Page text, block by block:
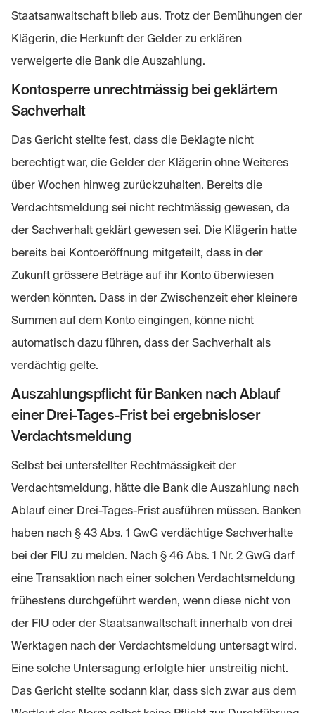
Staatsanwaltschaft blieb aus. Trotz der Bemühungen der
Klägerin, die Herkunft der Gelder zu erklären
verweigerte die Bank die Auszahlung.
Kontosperre unrechtmässig bei geklärtem
Sachverhalt
Das Gericht stellte fest, dass die Beklagte nicht
berechtigt war, die Gelder der Klägerin ohne Weiteres
über Wochen hinweg zurückzuhalten. Bereits die
Verdachtsmeldung sei nicht rechtmässig gewesen, da
der Sachverhalt geklärt gewesen sei. Die Klägerin hatte
bereits bei Kontoeröffnung mitgeteilt, dass in der
Zukunft grössere Beträge auf ihr Konto überwiesen
werden könnten. Dass in der Zwischenzeit eher kleinere
Summen auf dem Konto eingingen, könne nicht
automatisch dazu führen, dass der Sachverhalt als
verdächtig gelte.
Auszahlungspflicht für Banken nach Ablauf
einer Drei-Tages-Frist bei ergebnisloser
Verdachtsmeldung
Selbst bei unterstellter Rechtmässigkeit der
Verdachtsmeldung, hätte die Bank die Auszahlung nach
Ablauf einer Drei-Tages-Frist ausführen müssen. Banken
haben nach § 43 Abs. 1 GwG verdächtige Sachverhalte
bei der FIU zu melden. Nach § 46 Abs. 1 Nr. 2 GwG darf
eine Transaktion nach einer solchen Verdachtsmeldung
frühestens durchgeführt werden, wenn diese nicht von
der FIU oder der Staatsanwaltschaft innerhalb von drei
Werktagen nach der Verdachtsmeldung untersagt wird.
Eine solche Untersagung erfolgte hier unstreitig nicht.
Das Gericht stellte sodann klar, dass sich zwar aus dem